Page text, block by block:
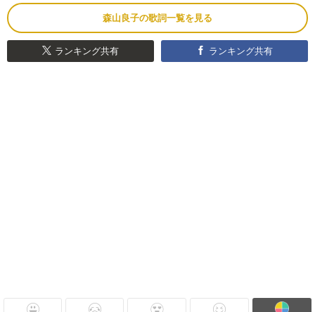
森山良子の歌詞一覧を見る
ランキング共有 ランキング共有